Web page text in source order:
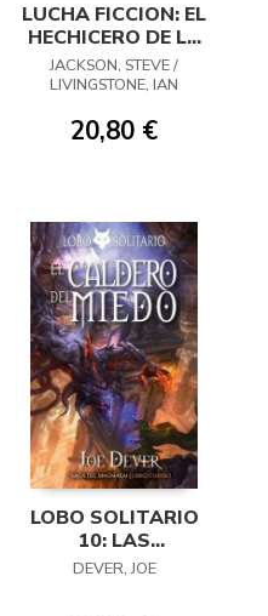
LUCHA FICCION: EL
HECHICERO DE LA
MONTANA DE
FUEGO
JACKSON, STEVE /
LIVINGSTONE, IAN
20,80 €
LOBO SOLITARIO
10: LAS
MAZMORRAS DE
DEVER, JOE